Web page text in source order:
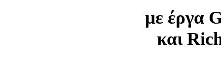
με έργα
και